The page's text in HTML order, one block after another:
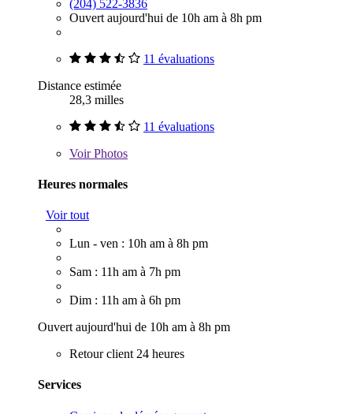
(204) 522-3836
Ouvert aujourd'hui de 10h am à 8h pm
11 évaluations
Distance estimée
28,3 milles
11 évaluations
VoirPhotos
Heures normales
Voir tout
Lun - ven : 10h am à 8h pm
Sam : 11h am à 7h pm
Dim : 11h am à 6h pm
Ouvert aujourd'hui de 10h am à 8h pm
Retour client 24 heures
Services